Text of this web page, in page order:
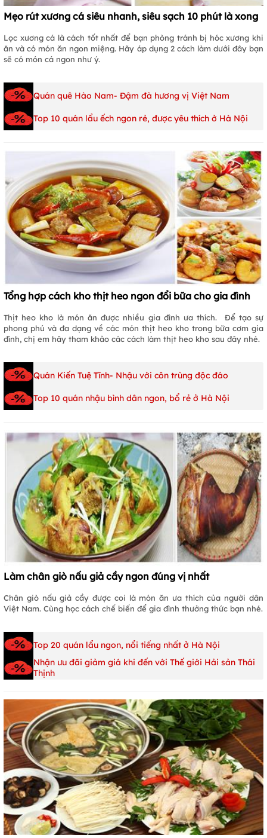
Mẹo rút xương cá siêu nhanh, siêu sạch 10 phút là xong
Lọc xương cá là cách tốt nhất để bạn phòng tránh bị hóc xương khi
ăn và có món ăn ngon miệng. Hãy áp dụng 2 cách làm dưới đây bạn
sẽ có món cá ngon như ý.
Quán quê Hào Nam- Đậm đà hương vị Việt Nam
Top 10 quán lẩu ếch ngon rẻ, được yêu thích ở Hà Nội
Tổng hợp cách kho thịt heo ngon đổi bữa cho gia đình
Thịt heo kho là món ăn được nhiều gia đình ưa thích. Để tạo sự
phong phú và đa dạng về các món thịt heo kho trong bữa cơm gia
đình, chị em hãy tham khảo các cách làm thịt heo kho sau đây nhé.
Quán Kiến Tuệ Tĩnh- Nhậu với côn trùng độc đáo
Top 10 quán nhậu bình dân ngon, bổ rẻ ở Hà Nội
Làm chân giò nấu giả cầy ngon đúng vị nhất
Chân giò nấu giả cầy được coi là món ăn ưa thích của người dân
Việt Nam. Cùng học cách chế biến để gia đình thưởng thức bạn nhé.
Top 20 quán lẩu ngon, nổi tiếng nhất ở Hà Nội
Nhận ưu đãi giảm giá khi đến với Thế giới Hải sản Thái
Thịnh